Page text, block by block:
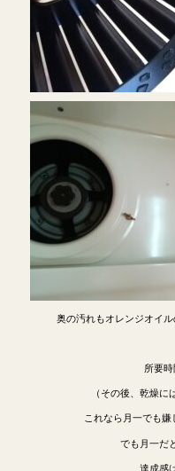
奥の汚れもオレンジオイ
所要
（その後、乾燥に
これなら月一でも
でも月一だ
達成感